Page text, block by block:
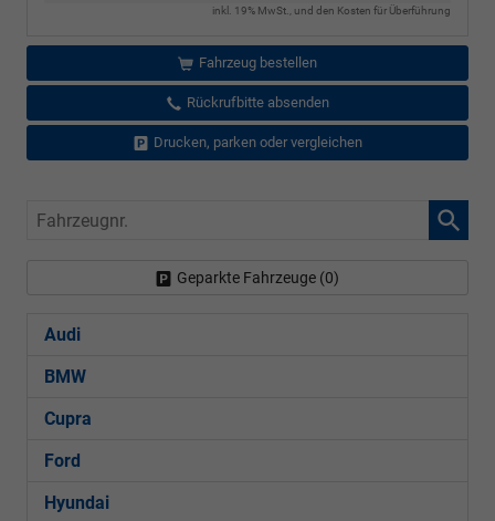
inkl. 19% MwSt., und den Kosten für Überführung
Fahrzeug bestellen
Rückrufbitte absenden
Drucken, parken oder vergleichen
Fahrzeugnr.
Geparkte Fahrzeuge (0)
Audi
BMW
Cupra
Ford
Hyundai